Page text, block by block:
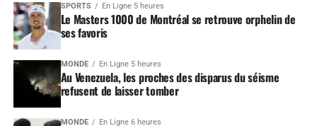
SPORTS En Ligne 5 heures
Le Masters 1000 de Montréal se retrouve orphelin de
ses favoris
MONDE En Ligne 5 heures
Au Venezuela, les proches des disparus du séisme
refusent de laisser tomber
MONDE En Ligne 6 heures